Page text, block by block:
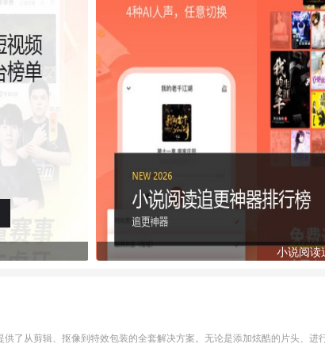
小说阅读
了从剪辑、抠像到特效包装的全套解决方案。无论是添加炫酷的片头、进